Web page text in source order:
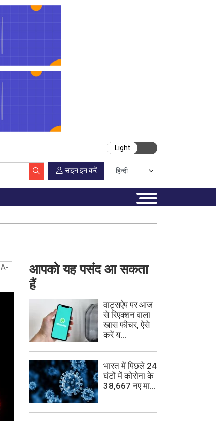
Light
साइन इन करें
A-
आपको यह पसंद आ सकता
हैं
वाट्सऐप पर आज
से रिएक्शन वाला
खास फीचर, ऐसे
करें य...
भारत में पिछले 24
घंटों में कोरोना के
38,667 नए मा...